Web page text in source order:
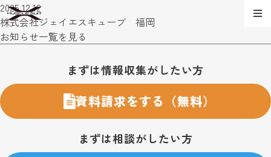
2025.12.12
株式会社ジェイエスキューブ 福岡
お知らせ一覧を見る
まずは情報収集がしたい方
資料請求をする（無料）
まずは相談がしたい方